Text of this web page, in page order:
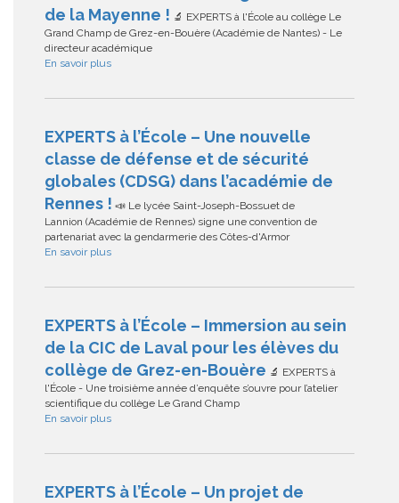
de la Mayenne ! 🔬 EXPERTS à l'École au collège Le
Grand Champ de Grez-en-Bouère (Académie de Nantes) - Le
directeur académique
En savoir plus
EXPERTS à l’École – Une nouvelle
classe de défense et de sécurité
globales (CDSG) dans l’académie de
Rennes ! 📣 Le lycée Saint-Joseph-Bossuet de
Lannion (Académie de Rennes) signe une convention de
partenariat avec la gendarmerie des Côtes-d'Armor
En savoir plus
EXPERTS à l’École – Immersion au sein
de la CIC de Laval pour les élèves du
collège de Grez-en-Bouère 🔬 EXPERTS à
l'École - Une troisième année d’enquête s’ouvre pour l’atelier
scientifique du collège Le Grand Champ
En savoir plus
EXPERTS à l’École – Un projet de